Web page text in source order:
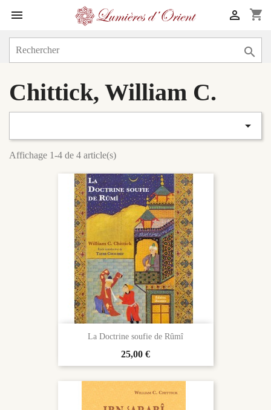
 shopping_cart


Chittick, William C.

Affichage 1-4 de 4 article(s)
La Doctrine soufie de Rûmî
Prix
25,00 €